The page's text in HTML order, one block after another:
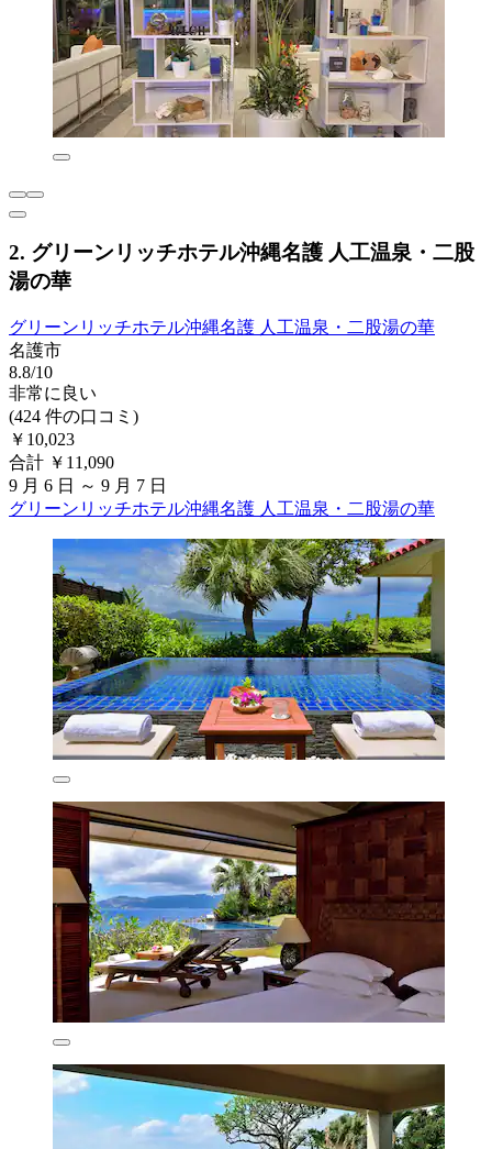
2. グリーンリッチホテル沖縄名護 人工温泉・二股
湯の華
グリーンリッチホテル沖縄名護 人工温泉・二股湯の華
名護市
8.8/10
非常に良い
(424 件の口コミ)
￥10,023
合計 ￥11,090
9 月 6 日 ～ 9 月 7 日
グリーンリッチホテル沖縄名護 人工温泉・二股湯の華